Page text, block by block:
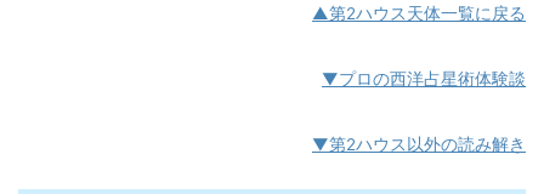
▲第2ハウス天体一覧に戻る
▼プロの西洋占星術体験談
▼第2ハウス以外の読み解き